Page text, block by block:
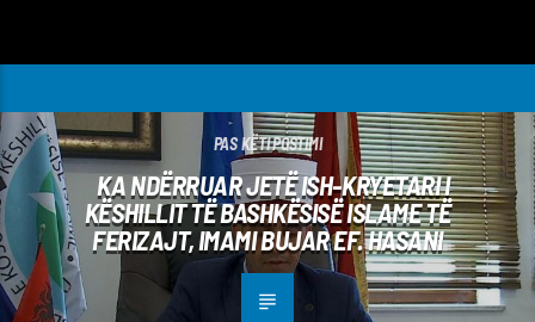
PAS KËTI POSTIMI
KA NDËRRUAR JETË ISH-KRYETARI I
KËSHILLIT TË BASHKËSISË ISLAME TË
FERIZAJT, IMAMI BUJAR EF. HASANI